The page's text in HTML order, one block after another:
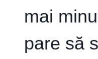
mai
pare să